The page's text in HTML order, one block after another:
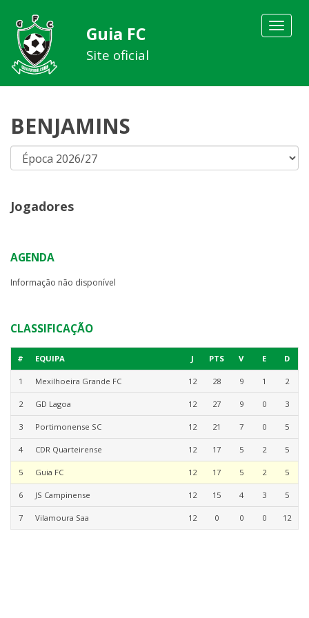
Toggle
Guia FC
Site oficial
BENJAMINS
Jogadores
AGENDA
Informação não disponível
CLASSIFICAÇÃO
# EQUIPA J PTS V E D
1 Mexilhoeira Grande FC 12 28 9 1 2
2 GD Lagoa 12 27 9 0 3
3 Portimonense SC 12 21 7 0 5
4 CDR Quarteirense 12 17 5 2 5
5 Guia FC 12 17 5 2 5
6 JS Campinense 12 15 4 3 5
7 Vilamoura Saa 12 0 0 0 12